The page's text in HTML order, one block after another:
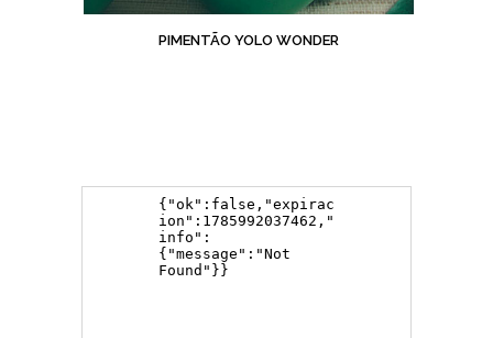
PIMENTÃO YOLO WONDER